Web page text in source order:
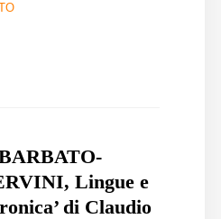
Lingue e
di Claudio